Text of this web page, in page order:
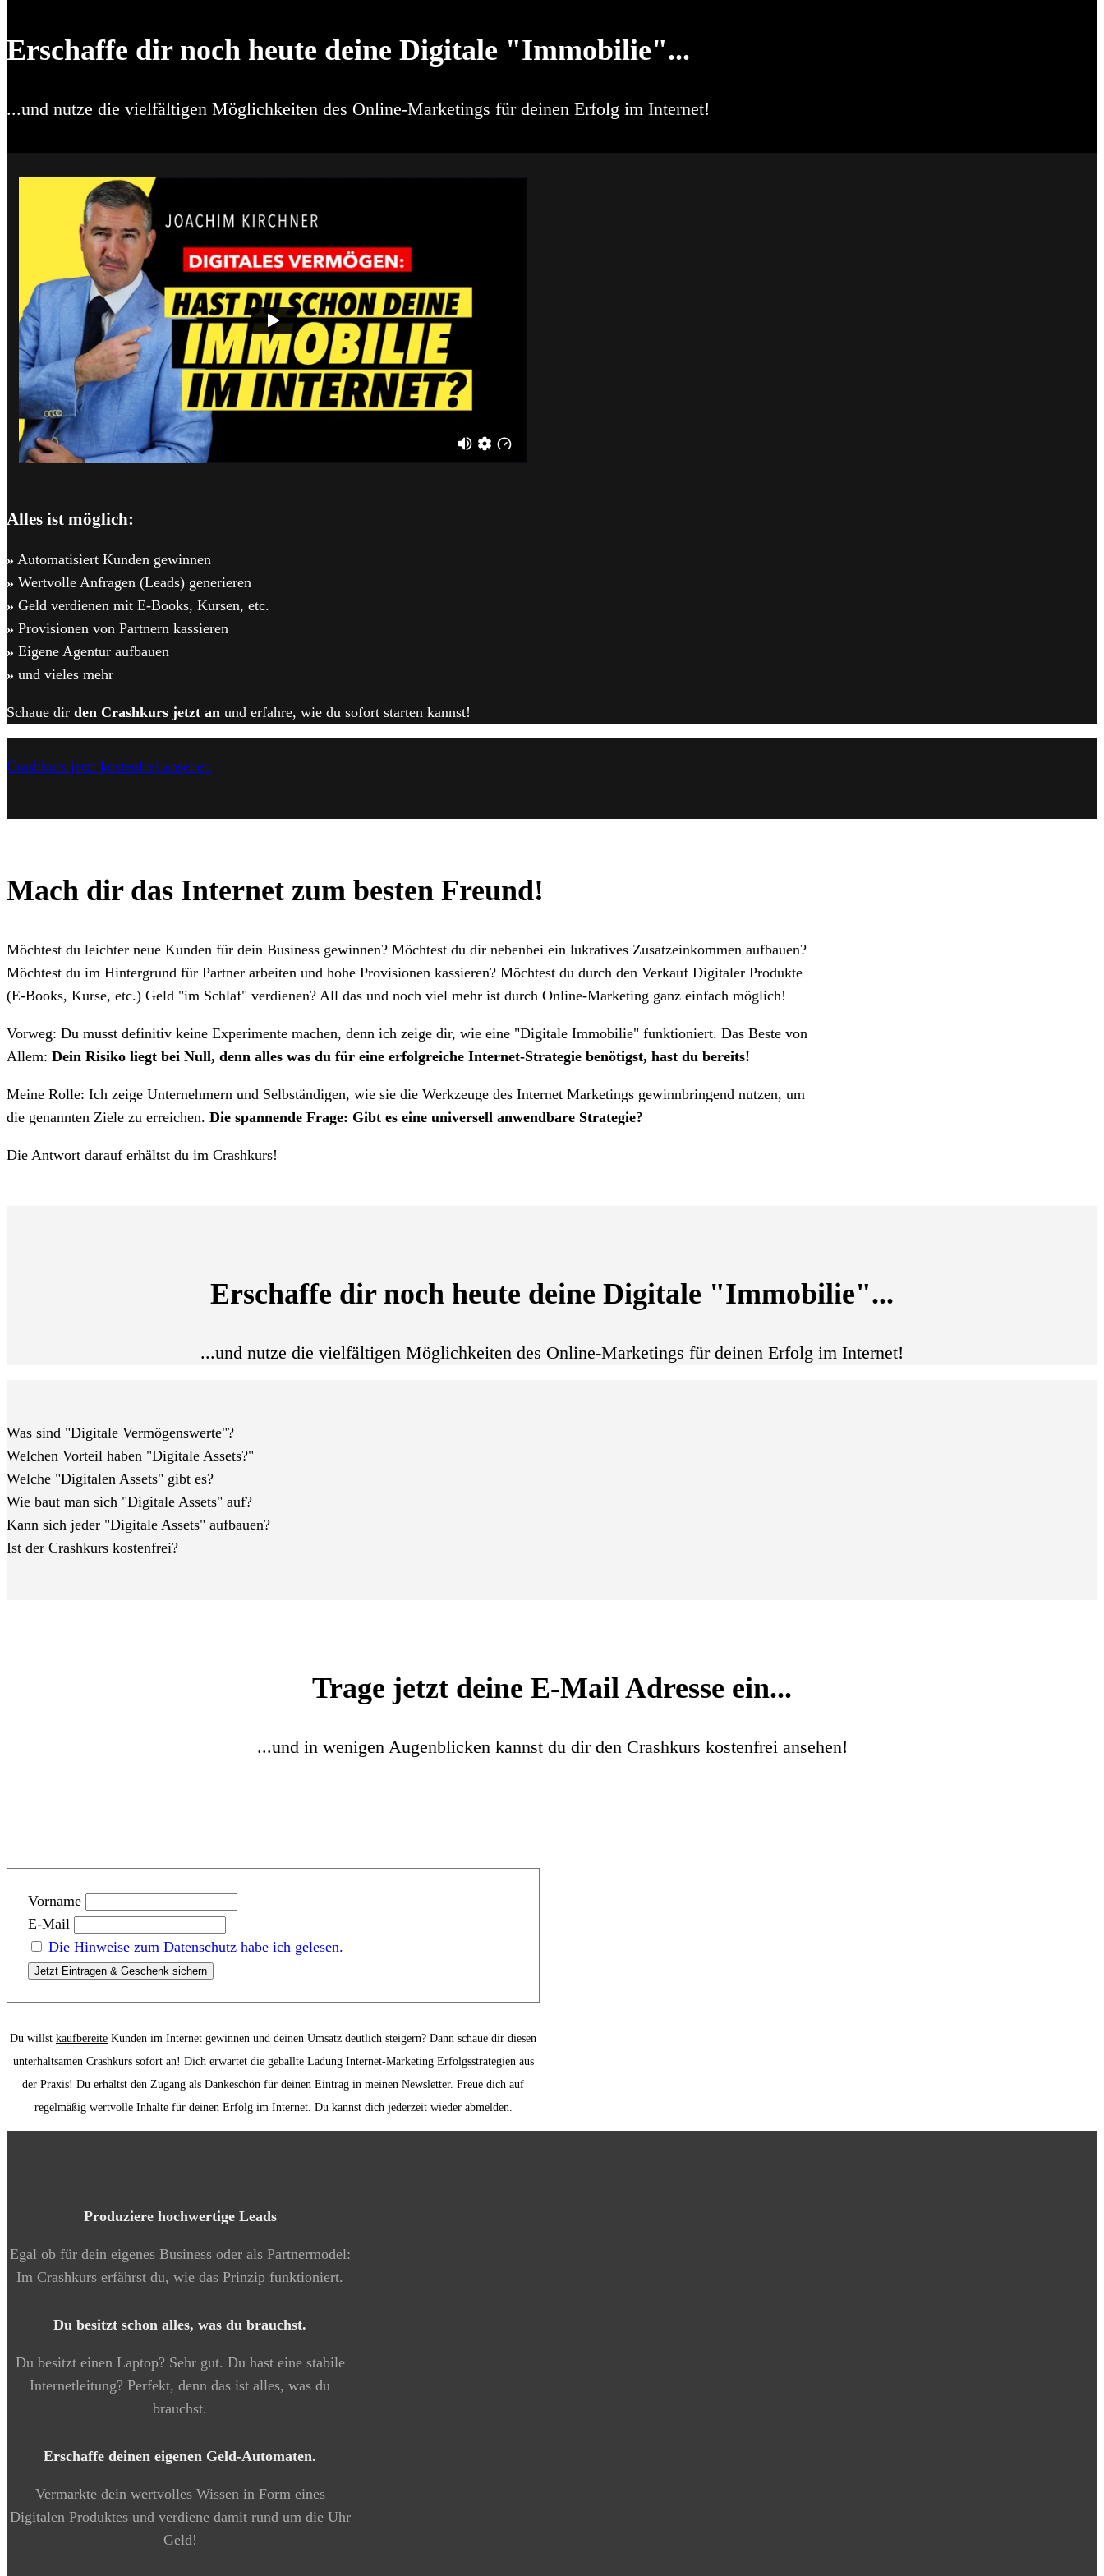
Erschaffe dir noch heute deine Digitale "Immobilie"...
...und nutze die vielfältigen Möglichkeiten des Online-Marketings für deinen Erfolg im Internet!
Alles ist möglich:
» Automatisiert Kunden gewinnen
» Wertvolle Anfragen (Leads) generieren
» Geld verdienen mit E-Books, Kursen, etc.
» Provisionen von Partnern kassieren
» Eigene Agentur aufbauen
» und vieles mehr
Schaue dir den Crashkurs jetzt an und erfahre, wie du sofort starten kannst!
Crashkurs jetzt kostenfrei ansehen
Mach dir das Internet zum besten Freund!
Möchtest du leichter neue Kunden für dein Business gewinnen? Möchtest du dir nebenbei ein lukratives Zusatzeinkommen aufbauen?
Möchtest du im Hintergrund für Partner arbeiten und hohe Provisionen kassieren? Möchtest du durch den Verkauf Digitaler Produkte
(E-Books, Kurse, etc.) Geld "im Schlaf" verdienen? All das und noch viel mehr ist durch Online-Marketing ganz einfach möglich!
Vorweg: Du musst definitiv keine Experimente machen, denn ich zeige dir, wie eine "Digitale Immobilie" funktioniert. Das Beste von
Allem: Dein Risiko liegt bei Null, denn alles was du für eine erfolgreiche Internet-Strategie benötigst, hast du bereits!
Meine Rolle: Ich zeige Unternehmern und Selbständigen, wie sie die Werkzeuge des Internet Marketings gewinnbringend nutzen, um
die genannten Ziele zu erreichen. Die spannende Frage: Gibt es eine universell anwendbare Strategie?
Die Antwort darauf erhältst du im Crashkurs!
Erschaffe dir noch heute deine Digitale "Immobilie"...
...und nutze die vielfältigen Möglichkeiten des Online-Marketings für deinen Erfolg im Internet!
Was sind "Digitale Vermögenswerte"?
Welchen Vorteil haben "Digitale Assets?"
Welche "Digitalen Assets" gibt es?
Wie baut man sich "Digitale Assets" auf?
Kann sich jeder "Digitale Assets" aufbauen?
Ist der Crashkurs kostenfrei?
Trage jetzt deine E-Mail Adresse ein...
...und in wenigen Augenblicken kannst du dir den Crashkurs kostenfrei ansehen!
Vorname
E-Mail
Die Hinweise zum Datenschutz habe ich gelesen.
Du willst kaufbereite Kunden im Internet gewinnen und deinen Umsatz deutlich steigern? Dann schaue dir diesen
unterhaltsamen Crashkurs sofort an! Dich erwartet die geballte Ladung Internet-Marketing Erfolgsstrategien aus
der Praxis! Du erhältst den Zugang als Dankeschön für deinen Eintrag in meinen Newsletter. Freue dich auf
regelmäßig wertvolle Inhalte für deinen Erfolg im Internet. Du kannst dich jederzeit wieder abmelden.
Produziere hochwertige Leads
Egal ob für dein eigenes Business oder als Partnermodel:
Im Crashkurs erfährst du, wie das Prinzip funktioniert.
Du besitzt schon alles, was du brauchst.
Du besitzt einen Laptop? Sehr gut. Du hast eine stabile
Internetleitung? Perfekt, denn das ist alles, was du
brauchst.
Erschaffe deinen eigenen Geld-Automaten.
Vermarkte dein wertvolles Wissen in Form eines
Digitalen Produktes und verdiene damit rund um die Uhr
Geld!